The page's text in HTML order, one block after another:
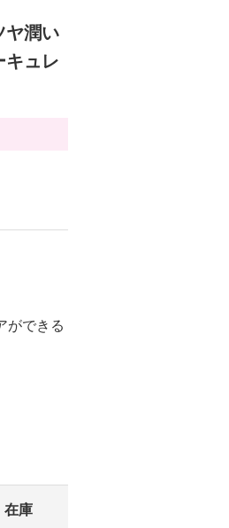
ヤ潤い
ュレ
ができる
在庫